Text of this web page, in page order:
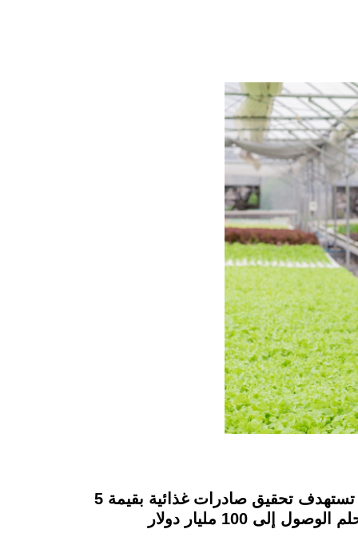
تسعى الحكومة خلال العام الجاري 2022 لتحقيق طفرة في صادرات قطاع الصناعات الغذائية، إذ تستهدف تحقيق صادرات غذائية بقيمة 5
مليارات دولار، ليكون قطاع الصناعات الغذائية من بين القطاعات الهامة التي تساهم في تحقيق حلم الوصول إلى 100 مليار دولار